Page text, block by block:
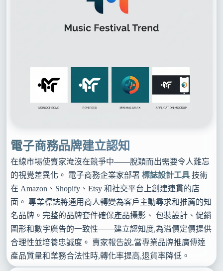
電子商務品牌建立認知
在線市場使賣家淹沒在競爭中——脫穎而出需要令人難忘
的視覺差異化。 電子商務企業家部署 標誌設計工具 技術
在 Amazon、Shopify、Etsy 和社交平台上創建連貫的店
面。 專業標誌將通用商人轉變為客戶主動尋求和推薦的知
名品牌。完整的品牌套件確保產品攝影、 包裝設計、促銷
圖形和數字廣告的一致性——建立認知度,為溢價定價提供
合理性並培養忠誠度。 賣家報告說,當專業品牌推廣傳達
產品質量和業務合法性時,轉化率提高,退貨率降低。